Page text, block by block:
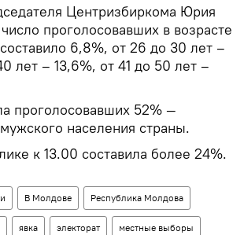
Центризбиркома Юрия
проголосовавших в возрасте
6,8%, от 26 до 30 лет –
лет – 13,6%, от 41 до 50 лет –
проголосовавших 52% —
населения страны.
к 13.00 составила более 24%.
В Молдове Республика Молдова
явка электорат местные выборы